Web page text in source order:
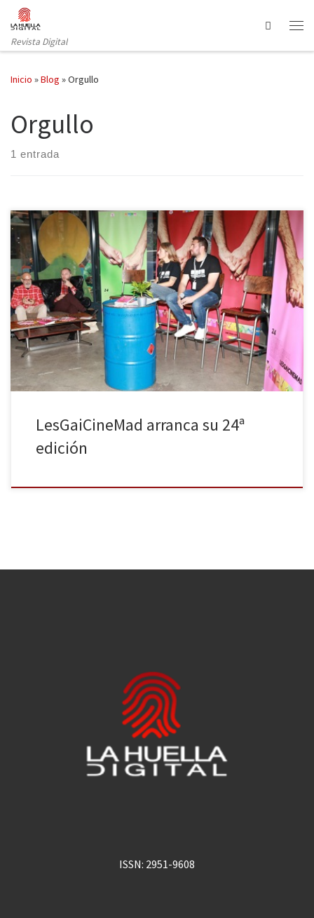
Saltar al contenido
Revista Digital
Search
Inicio »Blog »Orgullo
Orgullo
1 entrada
125 películas por todo Madrid, 23 sedes, 28 salas y 24 años de
recorrido son los números de la nueva edición del festival de cine
con más afluencia de público de toda la Comunidad de Madrid.
LesGaiCineMad continúa con una finalidad muy clara desde sus
inicios,como comentaba el director del […]
LesGaiCineMad arranca su 24ª
edición
ISSN: 2951-9608